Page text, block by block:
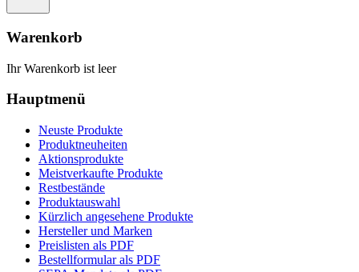
Warenkorb
Ihr Warenkorb ist leer
Hauptmenü
Neuste Produkte
Produktneuheiten
Aktionsprodukte
Meistverkaufte Produkte
Restbestände
Produktauswahl
Kürzlich angesehene Produkte
Hersteller und Marken
Preislisten als PDF
Bestellformular als PDF